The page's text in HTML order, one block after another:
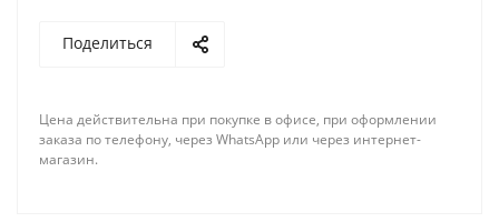
Поделиться
Цена действительна при покупке в офисе, при оформлении
заказа по телефону, через WhatsApp или через интернет-
магазин.